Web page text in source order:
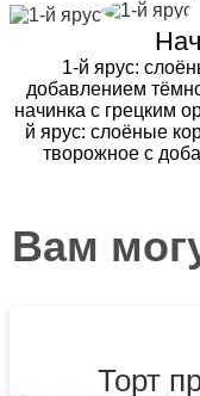
1-й ярус:
добавлением
начинка с грецким
й ярус: слоёные
творожное с
Вам
Торт